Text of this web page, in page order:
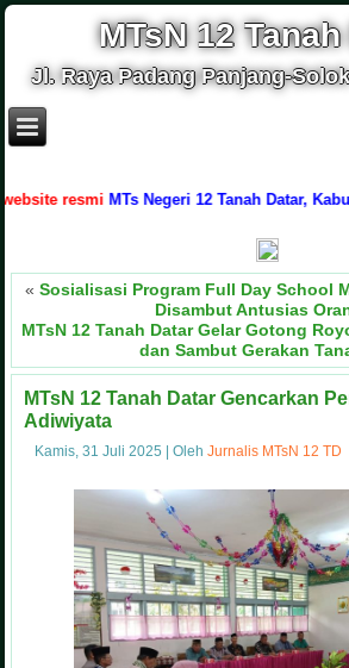
MTsN 12
Jl. Raya Padang Panjang-
MTs Negeri 12 Tanah Datar, Kabupaten
« Sosialisasi Program Full Day School
Disambut Antusias
MTsN 12 Tanah Datar Gelar Gotong
dan Sambut Gerakan
MTsN 12 Tanah Datar Gencarkan
Adiwiyata
Kamis, 31 Juli 2025 |Oleh Jurnalis MTsN 12 TD